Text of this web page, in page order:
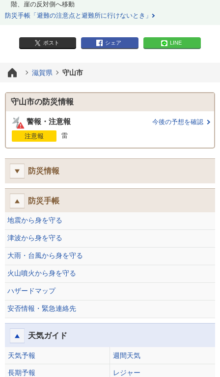
階、崖の反対側へ移動
防災手帳「避難の注意点と避難所に行けないとき」
ポスト シェア LINE
滋賀県 守山市
守山市の防災情報
警報・注意報
今後の予想を確認
注意報
雷
防災情報
防災手帳
地震から身を守る
津波から身を守る
大雨・台風から身を守る
火山噴火から身を守る
ハザードマップ
安否情報・緊急連絡先
天気ガイド
天気予報 週間天気
長期予報 レジャー